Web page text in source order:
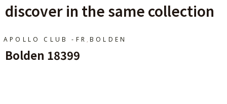
discover in the same collection
APOLLO CLUB -FR , BOLDEN
Bolden 18399